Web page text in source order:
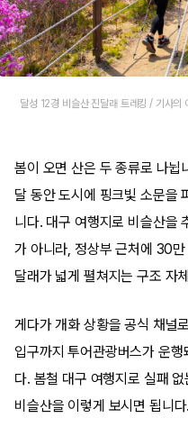
달성 12경 비슬산 진달래 트레킹 / 기사
봄이 오면 산은 두 종류로 나뉩
달 동안 도시에 핑크빛 소문을
니다. 대구 여행지로 비슬산을
가 아니라, 정상부 근처에 30
달래가 넓게 펼쳐지는 구조 자
게다가 개화 상황을 공식 채널
입구까지 투어관광버스가 운
다. 봄철 대구 여행지로 실패
비슬산을 이렇게 보시면 됩니다.